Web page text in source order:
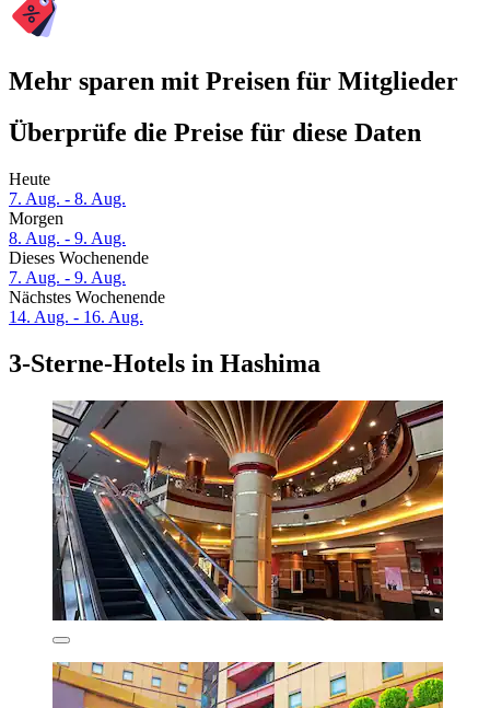
Mehr sparen mit Preisen für Mitglieder
Überprüfe die Preise für diese Daten
Heute
7. Aug. - 8. Aug.
Morgen
8. Aug. - 9. Aug.
Dieses Wochenende
7. Aug. - 9. Aug.
Nächstes Wochenende
14. Aug. - 16. Aug.
3-Sterne-Hotels in Hashima